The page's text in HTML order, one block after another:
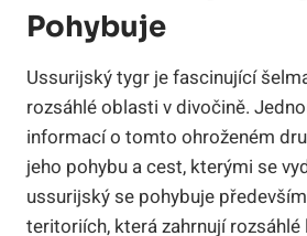
Pohybuje
Ussurijský tygr je fascinující
rozsáhlé oblasti v divočině.
informací o tomto ohroženém
jeho pohybu a cest, kterými se
ussurijský se pohybuje
teritoriích, která zahrnují rozsáhlé